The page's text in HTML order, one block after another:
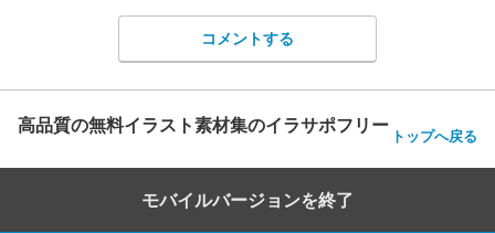
コメントする
高品質の無料イラスト素材集のイラサポフリー トップへ戻る
モバイルバージョンを終了